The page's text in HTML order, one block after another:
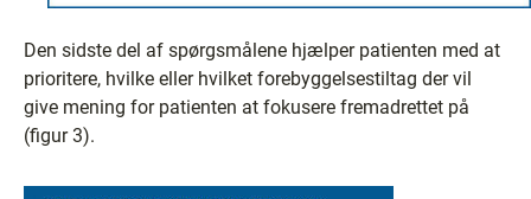
Den sidste del af spørgsmålene hjælper patienten med at
prioritere, hvilke eller hvilket forebyggelsestiltag der vil
give mening for patienten at fokusere fremadrettet på
(figur 3).